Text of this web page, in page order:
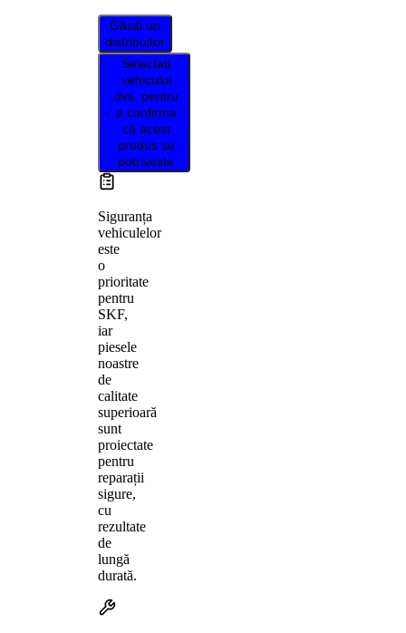
Găsiți un
distribuitor
Selectați
vehiculul
dvs. pentru
a confirma
că acest
produs se
potrivește
Siguranța
vehiculelor
este
o
prioritate
pentru
SKF,
iar
piesele
noastre
de
calitate
superioară
sunt
proiectate
pentru
reparații
sigure,
cu
rezultate
de
lungă
durată.